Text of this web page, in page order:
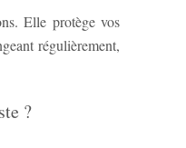
Elle protège vos
régulièrement,
?